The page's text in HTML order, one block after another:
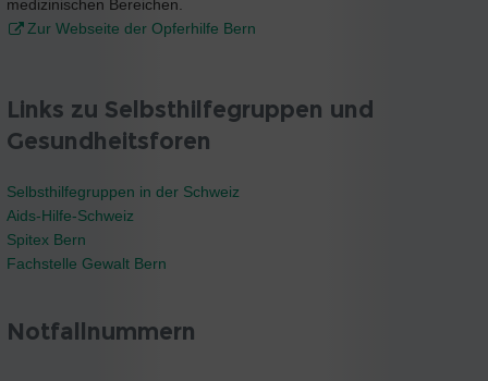
medizinischen Bereichen.
Zur Webseite der Opferhilfe Bern
Links zu Selbsthilfegruppen und
Gesundheitsforen
Selbsthilfegruppen in der Schweiz
Aids-Hilfe-Schweiz
Spitex Bern
Fachstelle Gewalt Bern
Notfallnummern